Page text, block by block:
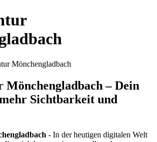
Mönchengladbach
Mönchengladbach – Dein
Sichtbarkeit und
- In der heutigen digitalen Welt